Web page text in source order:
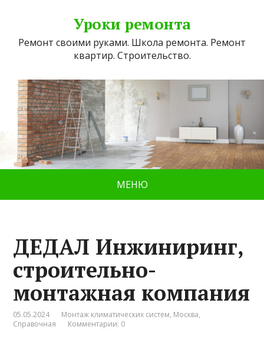
Уроки ремонта
Ремонт своими руками. Школа ремонта. Ремонт
квартир. Строительство.
МЕНЮ
ДЕДАЛ Инжиниринг,
строительно-
монтажная компания
05.05.2024 Монтаж климатических систем, Москва,
Справочная
Комментарии: 0